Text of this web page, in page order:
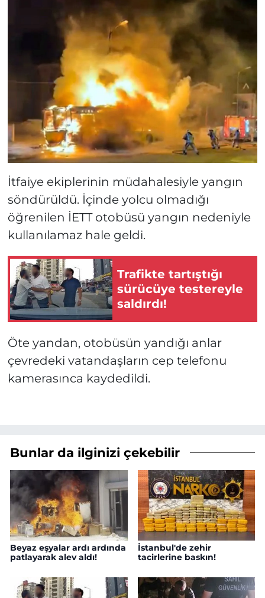
İtfaiye ekiplerinin müdahalesiyle yangın
söndürüldü. İçinde yolcu olmadığı
öğrenilen İETT otobüsü yangın nedeniyle
kullanılamaz hale geldi.
Trafikte tartıştığı
sürücüye testereyle
saldırdı!
Öte yandan, otobüsün yandığı anlar
çevredeki vatandaşların cep telefonu
kamerasınca kaydedildi.
Bunlar da ilginizi çekebilir
Beyaz eşyalar ardı ardında
patlayarak alev aldı!
İstanbul'de zehir
tacirlerine baskın!